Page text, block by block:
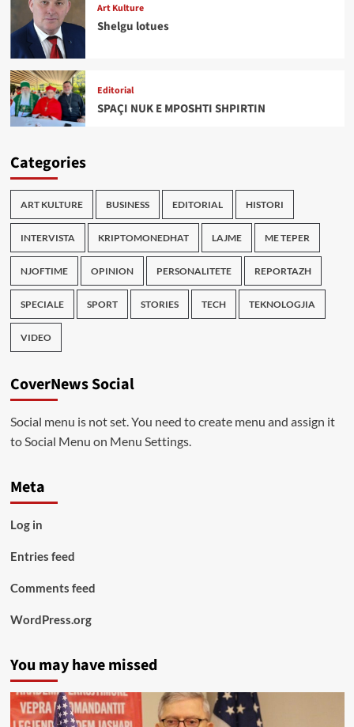
Art Kulture
Shelgu lotues
Editorial
SPAÇI NUK E MPOSHTI SHPIRTIN
Categories
ART KULTURE BUSINESS EDITORIAL HISTORI
INTERVISTA KRIPTOMONEDHAT LAJME ME TEPER
NJOFTIME OPINION PERSONALITETE REPORTAZH
SPECIALE SPORT STORIES TECH TEKNOLOGJIA
VIDEO
CoverNews Social
Social menu is not set. You need to create menu and assign it
to Social Menu on Menu Settings.
Meta
Log in
Entries feed
Comments feed
WordPress.org
You may have missed